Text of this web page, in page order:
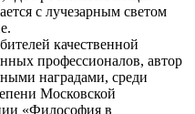
с лучезарным светом
качественной
профессионалов, автор
наградами, среди
Московской
«Философия в